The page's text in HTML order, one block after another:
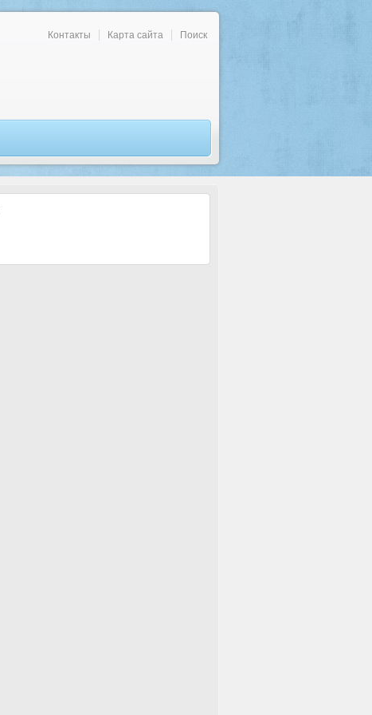
Контакты Карта сайта Поиск